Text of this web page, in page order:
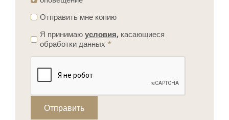
Отправить мне копию
Я принимаю условия, касающиеся
обработки данных *
Отправить